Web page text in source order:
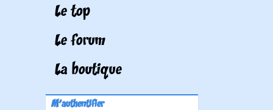
Le top
Le forum
La boutique
M'authentifier